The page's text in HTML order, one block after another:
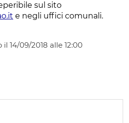
sul sito
e negli uffici comunali.
14/09/2018 alle 12:00